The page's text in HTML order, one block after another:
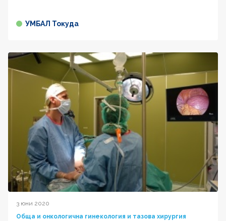
УМБАЛ Токуда
3 юни 2020
Обща и онкологична гинекология и тазова хирургия